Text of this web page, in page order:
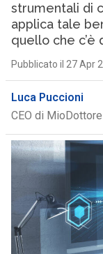
strumentali di
applica tale
quello che c’è
Pubblicato il 27 Apr
Luca Puccioni
CEO di MioDottore